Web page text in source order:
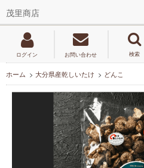
茂里商店
ログイン お問い合わせ 検索
ホーム > 大分県産乾しいたけ > どんこ